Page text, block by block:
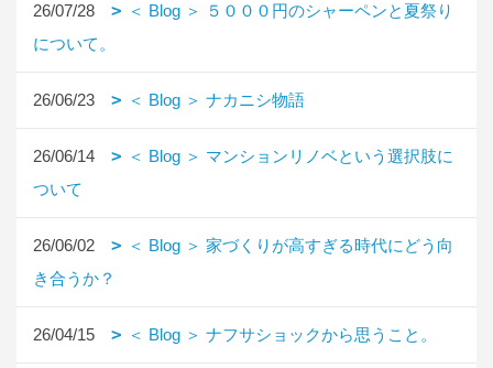
26/07/28
＜ Blog ＞ ５０００円のシャーペンと夏祭り
について。
26/06/23 ＜ Blog ＞ ナカニシ物語
26/06/14
＜ Blog ＞ マンションリノベという選択肢に
ついて
26/06/02
＜ Blog ＞ 家づくりが高すぎる時代にどう向
き合うか？
26/04/15 ＜ Blog ＞ ナフサショックから思うこと。